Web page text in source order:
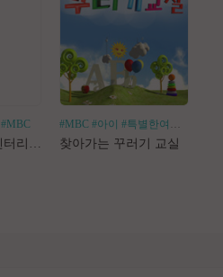
#MBC #MBC #아이 #특별한여행
찾아가는 꾸러기 교실